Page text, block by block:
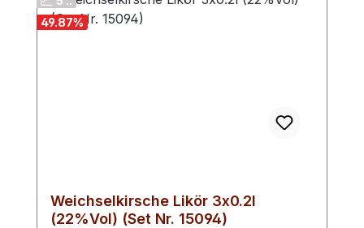
49.87%
Weichselkirsche Likör 3x0.2l
(22%Vol) (Set Nr. 15094)